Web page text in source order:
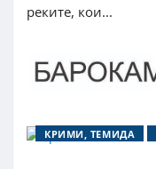
реките, кои...
КРИМИ, ТЕМИДА